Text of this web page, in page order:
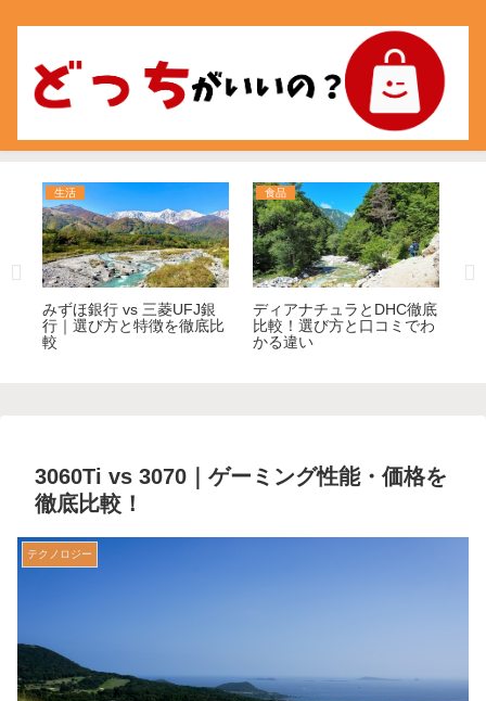
生活
みずほ銀行 vs 三菱UFJ銀
行｜選び方と特徴を徹底比
較
食品
ディアナチュラとDHC徹底
比較！選び方と口コミでわ
かる違い
3060Ti vs 3070｜ゲーミング性能・価格を
徹底比較！
テクノロジー